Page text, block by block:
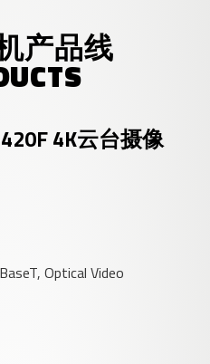
产品线
4K云台摄像
Optical Video